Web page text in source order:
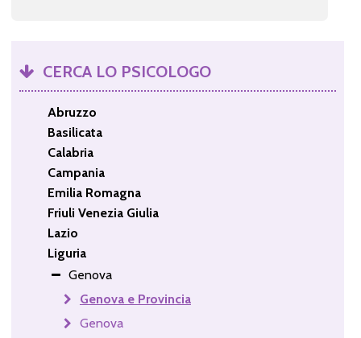
CERCA LO PSICOLOGO
Abruzzo
Basilicata
Calabria
Campania
Emilia Romagna
Friuli Venezia Giulia
Lazio
Liguria
Genova
Genova e Provincia
Genova